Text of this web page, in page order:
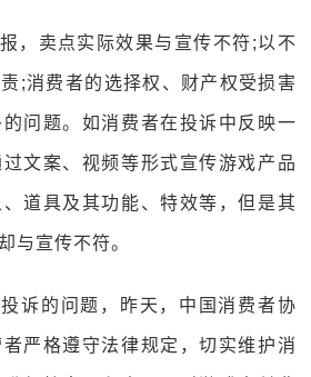
，卖点实际效果与宣传不符;以不
;消费者的选择权、财产权受损害
问题。如消费者在投诉中反映一
文案、视频等形式宣传游戏产品
道具及其功能、特效等，但是其
与宣传不符。
诉的问题，昨天，中国消费者协
严格遵守法律规定，切实维护消